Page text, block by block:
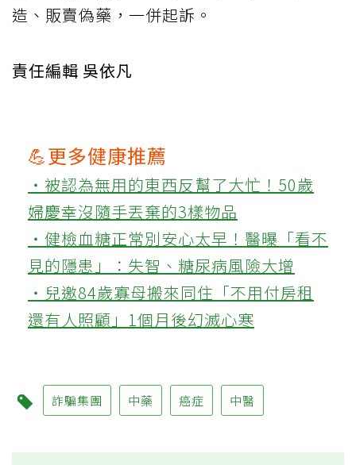
造、販賣偽藥，一併起訴。
責任編輯 吳依凡
💪更多健康推薦
‧被認為無用的東西反幫了大忙！50歲
婦慶幸沒隨手丟棄的3樣物品
‧健檢血糖正常別安心太早！醫曝「看不
見的隱患」：失智、糖尿病風險大增
‧兒邀84歲寡母搬來同住「不用付房租
還有人照顧」1個月後幻滅心寒
詐騙集團 中藥 癌症 中醫